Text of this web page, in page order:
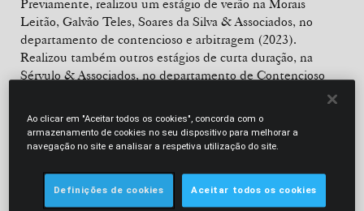
Previamente, realizou um estágio de verão na Morais
Leitão, Galvão Teles, Soares da Silva & Associados, no
departamento de contencioso e arbitragem (2023).
Realizou também outros estágios de curta duração, na
Sérvulo & Associados, no departamento de Contencioso
departamento de Direito do Trabalho, Segurança Social e
Imigração (2022).
Direito do Trabalho da CCR Legal, no âmbito de um
Ao clicar em "Aceitar todos os cookies", concorda com o
armazenamento de cookies no seu dispositivo para melhorar a
navegação no site e analisar a respetiva utilização do site.
Definições de cookies Aceitar todos os cookies